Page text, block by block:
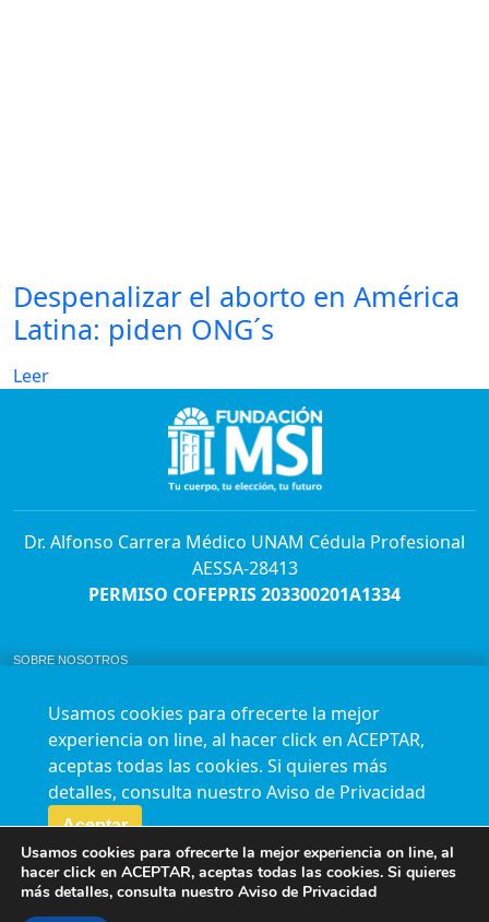
Despenalizar el aborto en América
Latina: piden ONG´s
Leer
Dr. Alfonso Carrera Médico UNAM Cédula Profesional
AESSA-28413
PERMISO COFEPRIS 203300201A1334
SOBRE NOSOTROS
AVISO DE PRIVACIDAD
Horario de atención para citas e informes:
Lunes a sábado de 7:00am a 9:00pm
Agenda en línea
24/7 aquí
Síguenos en nuestras redes
Usamos cookies para ofrecerte la mejor
experiencia on line, al hacer click en ACEPTAR,
aceptas todas las cookies. Si quieres más
detalles, consulta nuestro Aviso de Privacidad
Aceptar
Usamos cookies para ofrecerte la mejor experiencia on line, al
hacer click en ACEPTAR, aceptas todas las cookies. Si quieres
más detalles, consulta nuestro Aviso de Privacidad